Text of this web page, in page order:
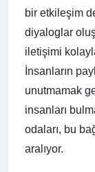
bir etkileşim
diyaloglar
iletişimi
İnsanların
unutmamak
insanları
odaları, bu
aralıyor.